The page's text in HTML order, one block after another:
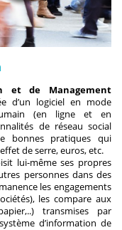
et de Management
d’un logiciel en mode
(en ligne et en
de réseau social
bonnes pratiques qui
de serre, euros, etc.
lui-même ses propres
personnes dans des
les engagements
les compare aux
transmises par
d’information de